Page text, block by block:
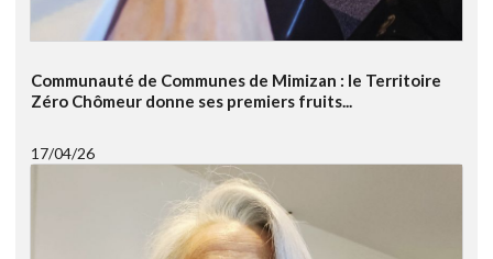
Communauté de Communes de Mimizan : le Territoire
Zéro Chômeur donne ses premiers fruits...
17/04/26